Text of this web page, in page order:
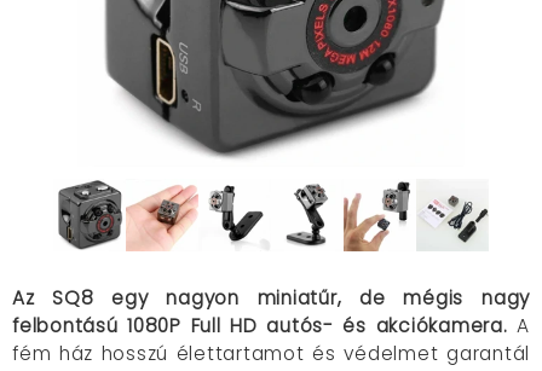
Az SQ8 egy nagyon miniatűr, de mégis nagy
felbontású 1080P Full HD autós- és akciókamera. A
fém ház hosszú élettartamot és védelmet garantál